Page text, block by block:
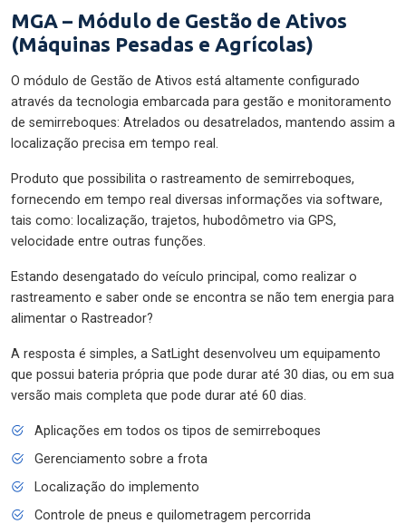
MGA – Módulo de Gestão de Ativos
(Máquinas Pesadas e Agrícolas)
O módulo de Gestão de Ativos está altamente configurado
através da tecnologia embarcada para gestão e monitoramento
de semirreboques: Atrelados ou desatrelados, mantendo assim a
localização precisa em tempo real.
Produto que possibilita o rastreamento de semirreboques,
fornecendo em tempo real diversas informações via software,
tais como: localização, trajetos, hubodômetro via GPS,
velocidade entre outras funções.
Estando desengatado do veículo principal, como realizar o
rastreamento e saber onde se encontra se não tem energia para
alimentar o Rastreador?
A resposta é simples, a SatLight desenvolveu um equipamento
que possui bateria própria que pode durar até 30 dias, ou em sua
versão mais completa que pode durar até 60 dias.
Aplicações em todos os tipos de semirreboques
Gerenciamento sobre a frota
Localização do implemento
Controle de pneus e quilometragem percorrida